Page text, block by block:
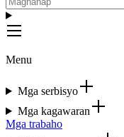
Menu
Mga serbisyo
Mga kagawaran
Mga trabaho